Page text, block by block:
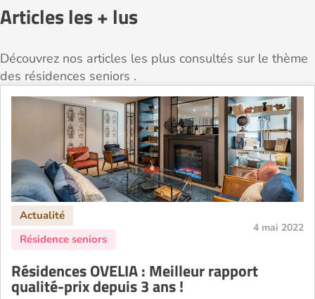
Articles les + lus
Découvrez nos articles les plus consultés sur le thème
des résidences seniors .
4 mai 2022
Résidences OVELIA : Meilleur rapport
qualité-prix depuis 3 ans !